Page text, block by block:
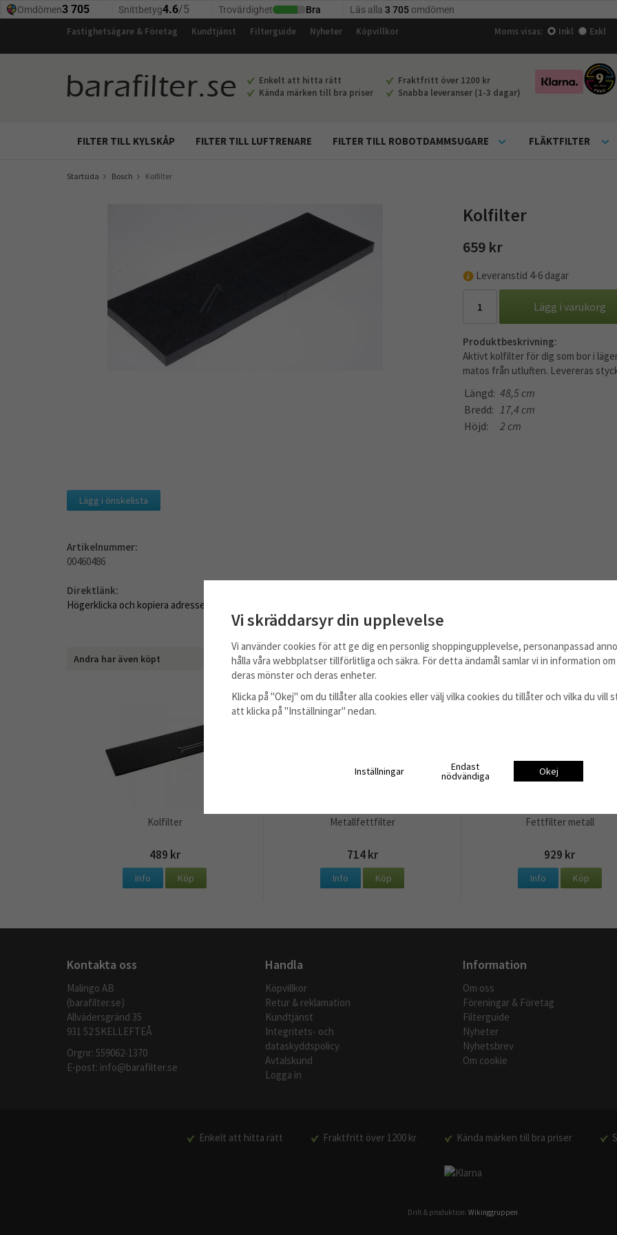
Fastighetsägare & Företag Kundtjänst Filterguide Nyheter Köpvillkor Moms visas: Inkl Exkl
Enkelt att hitta rätt
Fraktfritt över 1200 kr
Kända märken till bra priser
Snabba leveranser (1-3 dagar)
FILTER TILL KYLSKÅP FILTER TILL LUFTRENARE FILTER TILL ROBOTDAMMSUGARE FLÄKTFILTER
Startsida Bosch Kolfilter
Kolfilter
659 kr
Leveranstid 4-6 dagar
Lägg i varukorg
Produktbeskrivning:
Aktivt kolfilter för dig som bor i
matos från utluften. Levereras
Längd: 48,5 cm
Bredd: 17,4 cm
Höjd:
2 cm
Lägg i önskelista
Artikelnummer:
00460486
Direktlänk:
Högerklicka och kopiera adressen
Andra har även köpt
Kolfilter
489 kr
Info Köp
Metallfettfilter
714 kr
Info Köp
Fettfilter metall
929 kr
Info Köp
Kontakta oss
Malingo AB
(barafilter.se)
Allvädersgränd 35
931 52 SKELLEFTEÅ
Orgnr: 559062-1370
E-post: info@barafilter.se
Handla
Köpvillkor
Retur & reklamation
Kundtjänst
Integritets- och
dataskyddspolicy
Avtalskund
Logga in
Information
Om oss
Föreningar & Företag
Filterguide
Nyheter
Nyhetsbrev
Om cookie
Enkelt att hitta rätt Fraktfritt över 1200 kr Kända märken till bra priser
Drift & produktion: Wikinggruppen
Vi skräddarsyr din upplevelse
Vi använder cookies för att ge dig en personlig shoppingupplevelse, personanpassad
hålla våra webbplatser tillförlitliga och säkra. För detta ändamål samlar vi in information
deras mönster och deras enheter.
Klicka på "Okej" om du tillåter alla cookies eller välj vilka cookies du tillåter och vilka du vill
att klicka på "Inställningar" nedan.
Inställningar Endast
nödvändiga Okej